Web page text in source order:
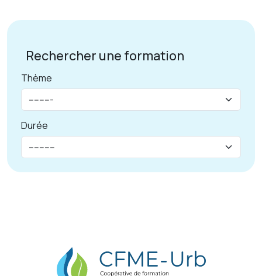
Rechercher une formation
Thème
Durée